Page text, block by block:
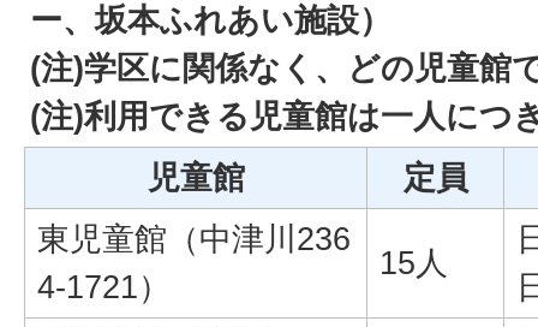
ー、坂本ふれあい施設）
(注)学区に関係なく、どの児童館
(注)利用できる児童館は一人につ
児童館
定員
東児童館（中津川236
4-1721）
15人